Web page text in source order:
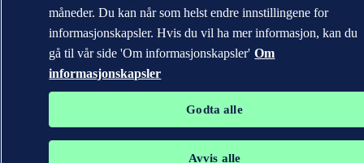
måneder. Du kan når som helst endre innstillingene for
informasjonskapsler. Hvis du vil ha mer informasjon, kan du
gå til vår side 'Om informasjonskapsler' Om
informasjonskapsler
Godta alle
Avvis alle